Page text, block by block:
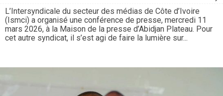
L’Intersyndicale du secteur des médias de Côte d’Ivoire
(Ismci) a organisé une conférence de presse, mercredi 11
mars 2026, à la Maison de la presse d’Abidjan Plateau. Pour
cet autre syndicat, il s’est agi de faire la lumière sur...